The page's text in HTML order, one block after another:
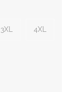
3XL 4XL